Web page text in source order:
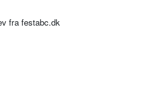
fra festabc.dk